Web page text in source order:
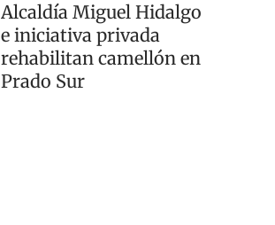
Alcaldía Miguel Hidalgo
e iniciativa privada
rehabilitan camellón en
Prado Sur